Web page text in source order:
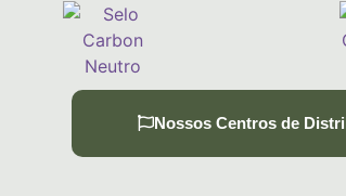
Nossos Centros de